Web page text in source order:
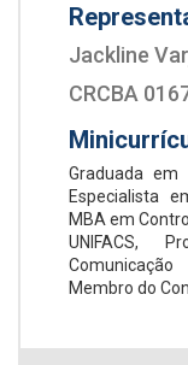
Jackline
CRCBA
Graduada em
Especialista
MBA em
UNIFACS,
Membro do